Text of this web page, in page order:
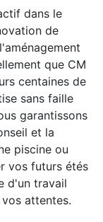
dans le
de
que CM
centaines de
sans faille
garantissons
et la
piscine ou
vos futurs étés
d'un travail
attentes.